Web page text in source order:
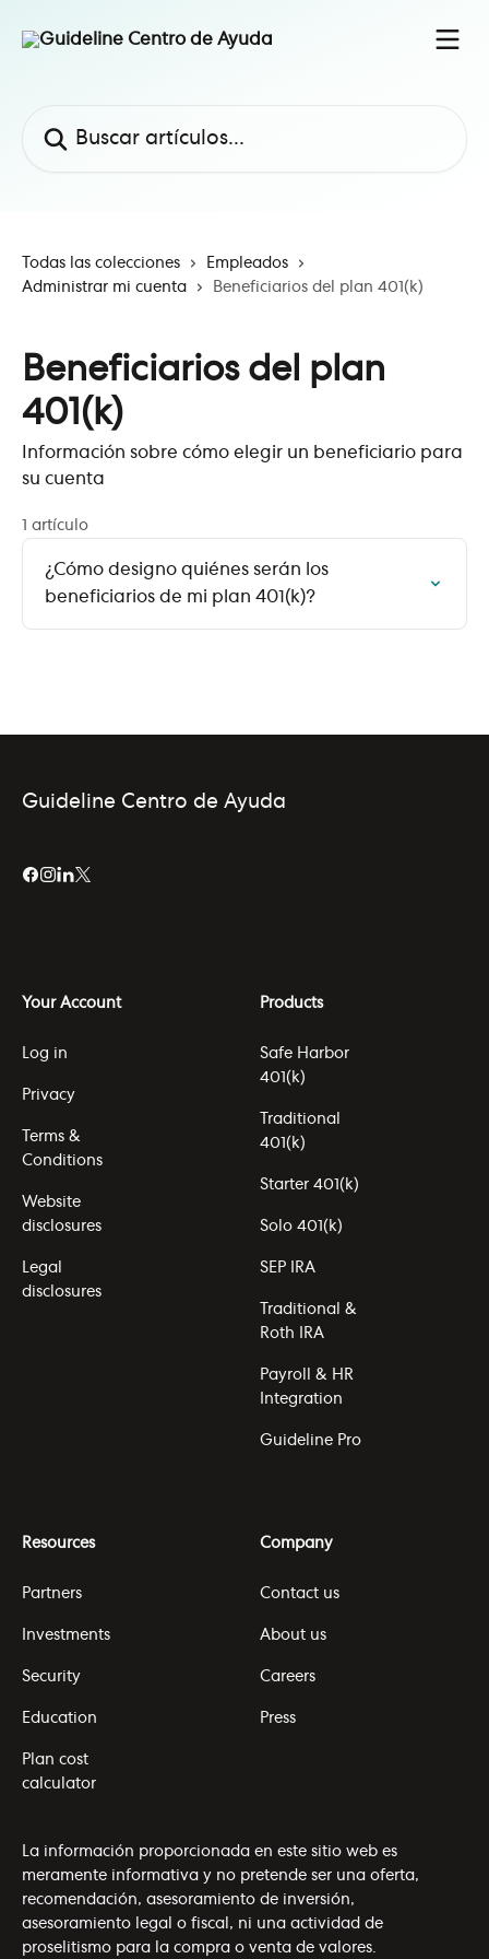
Todas las colecciones
Empleados
Administrar mi cuenta
Beneficiarios del plan 401(k)
Beneficiarios del plan
401(k)
Información sobre cómo elegir un beneficiario para
su cuenta
1 artículo
¿Cómo designo quiénes serán los
beneficiarios de mi plan 401(k)?
Guideline Centro de Ayuda
Your Account
Log in
Privacy
Terms &
Conditions
Website
disclosures
Legal
disclosures
Products
Safe Harbor
401(k)
Traditional
401(k)
Starter 401(k)
Solo 401(k)
SEP IRA
Traditional &
Roth IRA
Payroll & HR
Integration
Guideline Pro
Resources
Partners
Investments
Security
Education
Plan cost
calculator
Company
Contact us
About us
Careers
Press
La información proporcionada en este sitio web es
meramente informativa y no pretende ser una oferta,
recomendación, asesoramiento de inversión,
asesoramiento legal o fiscal, ni una actividad de
proselitismo para la compra o venta de valores.